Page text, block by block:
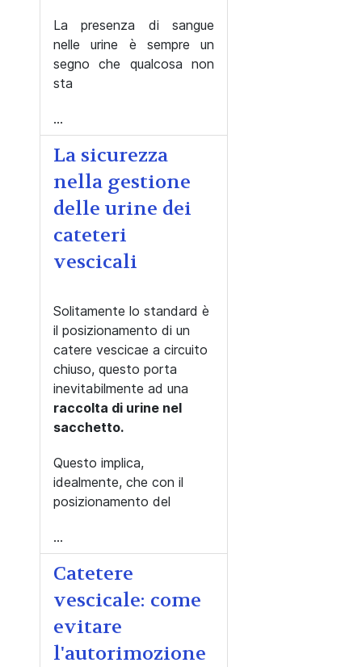
La presenza di sangue
nelle urine è sempre un
segno che qualcosa non
sta
...
La sicurezza
nella gestione
delle urine dei
cateteri
vescicali
Solitamente lo standard è
il posizionamento di un
catere vescicae a circuito
chiuso, questo porta
inevitabilmente ad una
raccolta di urine nel
sacchetto.
Questo implica,
idealmente, che con il
posizionamento del
...
Catetere
vescicale: come
evitare
l'autorimozione